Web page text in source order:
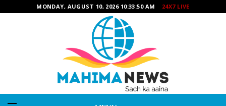
MONDAY, AUGUST 10, 2026 10:33:52 AM 24X7 LIVE